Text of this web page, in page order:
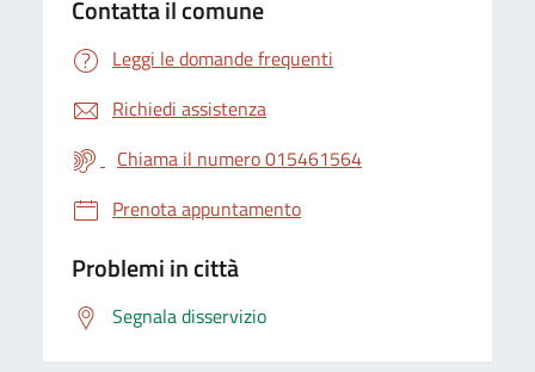
Contatta il comune
Leggi le domande frequenti
Richiedi assistenza
Chiama il numero 015461564
Prenota appuntamento
Problemi in città
Segnala disservizio